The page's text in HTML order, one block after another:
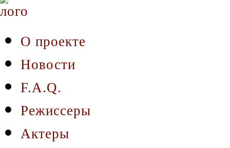
О проекте
Новости
F.A.Q.
Режиссеры
Актеры